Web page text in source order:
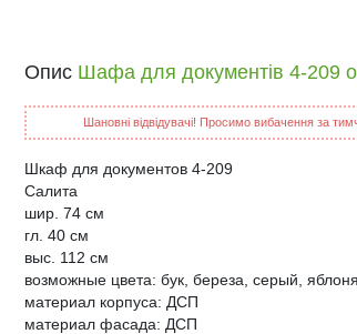
Опис Шафа для документів 4-209
Шановні відвідувачі! Просимо вибачення за
Шкаф для документов 4-209
Салита
шир. 74 см
гл. 40 см
выс. 112 см
возможные цвета: бук, береза, серый,
материал корпуса: ДСП
материал фасада: ДСП